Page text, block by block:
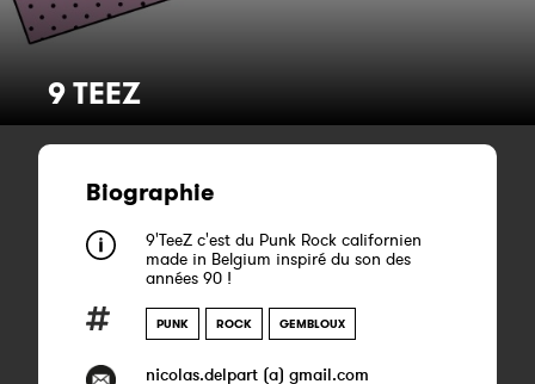
9 TEEZ
Biographie
9'TeeZ c'est du Punk Rock californien
made in Belgium inspiré du son des
années 90 !
PUNK ROCK GEMBLOUX
nicolas.delpart (a) gmail.com